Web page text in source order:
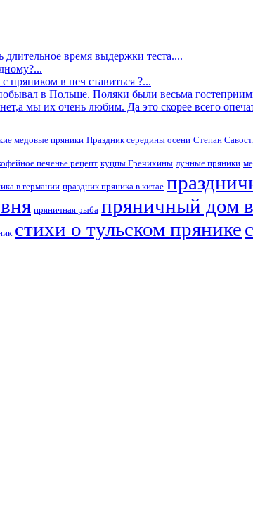
длительное время выдержки теста....
пряником в печ ставиться ?...
в Польше. Поляки были весьма
мы их очень любим. Да это скорее всего
медовые пряники Праздник середины осени Степан
печенье рецепт куцпы Гречихины лунные пряники
в германии праздник пряника в китае
пряничная рыба пряничный дом
стихи о тульском прянике